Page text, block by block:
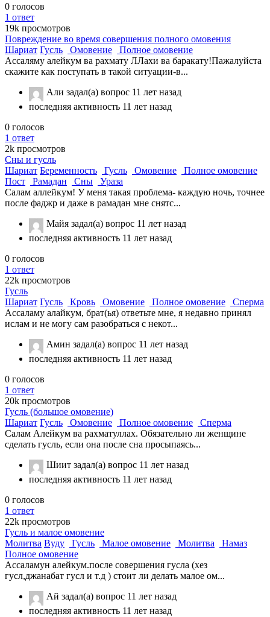
0 голосов
1 ответ
19k просмотров
Повреждение во время совершения полного омовения
Шариат Гусль Омовение
Полное омовение
Ассаляму алейкум ва рахмату ЛЛахи ва баракату!Пажалуйста
скажите как поступать в такой ситуации-в...
Али задал(а) вопрос 11 лет назад
последняя активность 11 лет назад
0 голосов
1 ответ
2k просмотров
Сны и гусль
Шариат Беременность Гусль Омовение
Полное омовение
Пост
Рамадан Сны
Ураза
Салам аллейкум! У меня такая проблема- каждую ночь, точнее
после фаджр и даже в рамадан мне снятс...
Майя задал(а) вопрос 11 лет назад
последняя активность 11 лет назад
0 голосов
1 ответ
22k просмотров
Гусль
Шариат Гусль Кровь Омовение Полное омовение
Сперма
Ассаламу алайкум, брат(ья) ответьте мне, я недавно принял
ислам и не могу сам разобраться с некот...
Амин задал(а) вопрос 11 лет назад
последняя активность 11 лет назад
0 голосов
1 ответ
20k просмотров
Гусль (большое омовение)
Шариат Гусль Омовение Полное омовение
Сперма
Салам Алейкум ва рахматуллах. Обязательно ли женщине
сделать гусль, если она после сна просыпаясь...
Шиит задал(а) вопрос 11 лет назад
последняя активность 11 лет назад
0 голосов
1 ответ
22k просмотров
Гусль и малое омовение
Молитва Вуду Гусль Малое омовение Молитва
Намаз
Полное омовение
Ассаламун алейкум.после совершения гусла (хез
гусл,джанабат гусл и т.д ) стоит ли делать малое ом...
Ай задал(а) вопрос 11 лет назад
последняя активность 11 лет назад